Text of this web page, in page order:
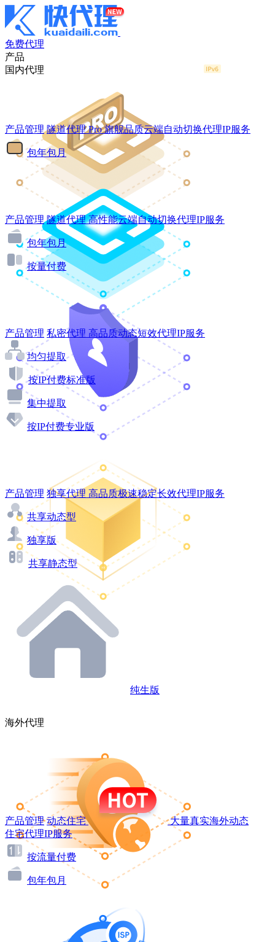
免费代理
产品
国内代理
产品管理 隧道代理Pro 旗舰品质云端自动切换代理IP服务
包年包月
产品管理 隧道代理 高性能云端自动切换代理IP服务
包年包月
按量付费
产品管理 私密代理 高品质动态短效代理IP服务
均匀提取
按IP付费标准版
集中提取
按IP付费专业版
产品管理 独享代理 高品质极速稳定长效代理IP服务
共享动态型
独享版
共享静态型
纯生版
海外代理
产品管理 动态住宅
大量真实海外动态
住宅代理IP服务
按流量付费
包年包月